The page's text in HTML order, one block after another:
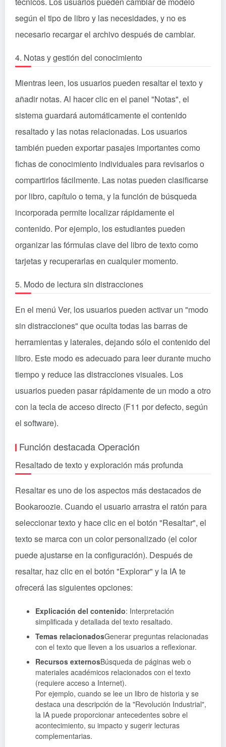
según el tipo de libro y las necesidades, y no es
necesario recargar el archivo después de cambiar.
4. Notas y gestión del conocimiento
Mientras leen, los usuarios pueden resaltar el texto y
añadir notas. Al hacer clic en el panel "Notas", el
sistema guardará automáticamente el contenido
resaltado y las notas relacionadas. Los usuarios
también pueden exportar pasajes importantes como
fichas de conocimiento individuales para revisarlos o
compartirlos fácilmente. Las notas pueden clasificarse
por libro, capítulo o tema, y la función de búsqueda
incorporada permite localizar rápidamente el
contenido. Por ejemplo, los estudiantes pueden
organizar las fórmulas clave del libro de texto como
tarjetas y recuperarlas en cualquier momento.
5. Modo de lectura sin distracciones
En el menú Ver, los usuarios pueden activar un "modo
sin distracciones" que oculta todas las barras de
herramientas y laterales, dejando sólo el contenido del
libro. Este modo es adecuado para leer durante mucho
tiempo y reduce las distracciones visuales. Los
usuarios pueden pasar rápidamente de un modo a otro
con la tecla de acceso directo (F11 por defecto, según
el software).
Función destacada Operación
Resaltado de texto y exploración más profunda
Resaltar es uno de los aspectos más destacados de
Bookaroozie. Cuando el usuario arrastra el ratón para
seleccionar texto y hace clic en el botón "Resaltar", el
texto se marca con un color personalizado (el color
puede ajustarse en la configuración). Después de
resaltar, haz clic en el botón "Explorar" y la IA te
ofrecerá las siguientes opciones:
Explicación del contenido: Interpretación
simplificada y detallada del texto resaltado.
Temas relacionadosGenerar preguntas relacionadas
con el texto que lleven a los usuarios a reflexionar.
Recursos externosBúsqueda de páginas web o
materiales académicos relacionados con el texto
(requiere acceso a Internet).
Por ejemplo, cuando se lee un libro de historia y se
destaca una descripción de la "Revolución Industrial",
la IA puede proporcionar antecedentes sobre el
acontecimiento, su impacto y sugerir lecturas
complementarias.